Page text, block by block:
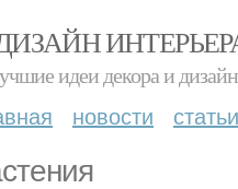
идеи декора и
новости статьи